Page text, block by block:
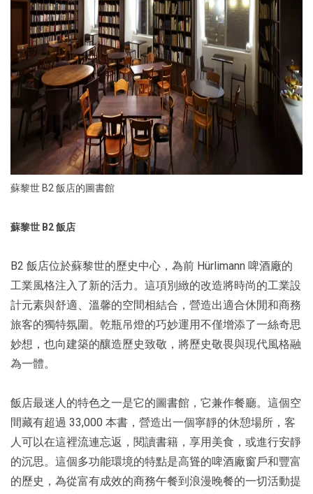
蘇黎世 B2 飯店的圖書館
蘇黎世 B2 飯店
B2 飯店位於蘇黎世的歷史中心，為前 Hürlimann 啤酒廠的
工業風格注入了新的活力。這項別緻的改造將時尚的工業設
計元素與舒適、溫馨的空間相結合，營造出適合休閒和商務
旅客的獨特氛圍。乾瓶吊燈的巧妙運用不僅增添了一絲奇思
妙想，也向建築的釀造歷史致敬，將歷史敬畏與現代風格融
為一體。
飯店最迷人的特色之一是它的圖書館，它兼作餐廳。這個空
間藏有超過 33,000 本書，營造出一個寧靜的休憩場所，客
人可以在這裡流連忘返，閱讀書籍，享用美食，或進行安靜
的沉思。這個多功能環境的特點是高聳的啤酒廠窗戶和豐富
的歷史，為從富有成效的商務午餐到浪漫晚餐的一切活動提